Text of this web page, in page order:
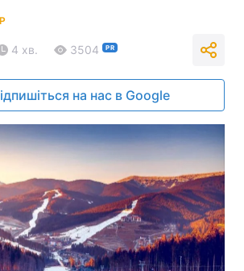
4 хв. 3504 PR
на нас в Google